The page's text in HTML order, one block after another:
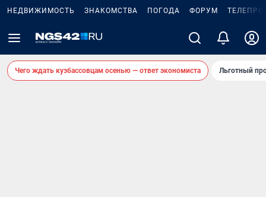
НЕДВИЖИМОСТЬ ЗНАКОМСТВА ПОГОДА ФОРУМ
Чего ждать кузбассовцам осенью — ответ экономиста Льготный